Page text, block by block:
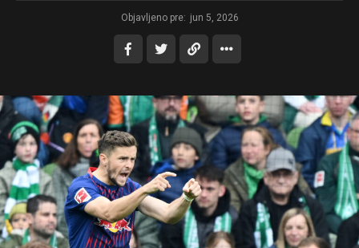
Objavljeno pre: jun 5, 2026